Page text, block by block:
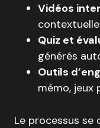
Vidéos
Quiz et
générés
Outils
mémo, jeux
Le processus se